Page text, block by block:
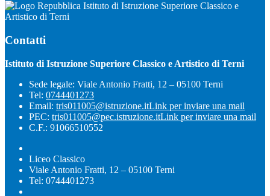
Istituto di Istruzione Superiore Classico e
Artistico di Terni
Contatti
Istituto di Istruzione Superiore Classico e Artistico di Terni
Sede legale: Viale Antonio Fratti, 12 – 05100 Terni
Tel: 0744401273
Email: tris011005@istruzione.itLink per inviare una mail
PEC: tris011005@pec.istruzione.itLink per inviare una mail
C.F.: 91066510552
Liceo Classico
Viale Antonio Fratti, 12 – 05100 Terni
Tel: 0744401273